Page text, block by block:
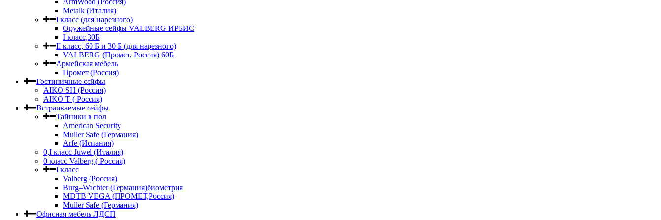
ArmWood (Россия)
Metalk (Италия)
I класс (для нарезного)
Оружейные сейфы VALBERG ИРБИС
I класс,30Б
II класс, 60 Б и 30 Б (для нарезного)
VALBERG (Промет, Россия) 60Б
Армейская мебель
Промет (Россия)
Гостиничные сейфы
AIKO SH (Россия)
AIKO Т ( Россия)
Встраиваемые сейфы
Тайники в пол
American Security
Muller Safe (Германия)
Arfe (Испания)
0,I класс Juwel (Италия)
0 класс Valberg ( Россия)
I класс
Valberg (Россия)
Burg–Wachter (Германия)биометрия
MDTB VEGA (ПРОМЕТ,Россия)
Muller Safe (Германия)
Офисная мебель ЛДСП